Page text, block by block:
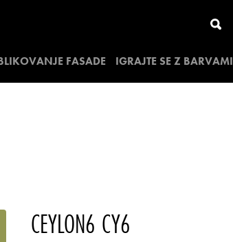
FASADE IGRAJTE SE Z BARVAMI
CEYLON6 CY6